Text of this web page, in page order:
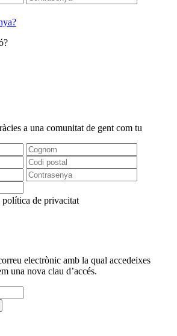
a una comunitat de gent com tu
de privacitat
electrònic amb la qual accedeixes
una nova clau d’accés.